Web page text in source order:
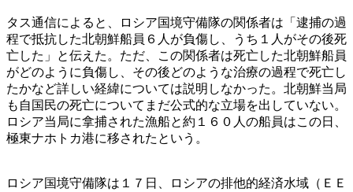
タス通信によると、ロシア国境守備隊の関係者は「逮捕の過
程で抵抗した北朝鮮船員６人が負傷し、うち１人がその後死
亡した」と伝えた。ただ、この関係者は死亡した北朝鮮船員
がどのように負傷し、その後どのような治療の過程で死亡し
たかなど詳しい経緯については説明しなかった。北朝鮮当局
も自国民の死亡についてまだ公式的な立場を出していない。
ロシア当局に拿捕された漁船と約１６０人の船員はこの日、
極東ナホトカ港に移されたという。
ロシア国境守備隊は１７日、ロシアの排他的経済水域（ＥＥ